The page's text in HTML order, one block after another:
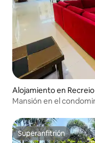
Alojamiento en
Mansión en el
Superanfitrión
Superanfitrión